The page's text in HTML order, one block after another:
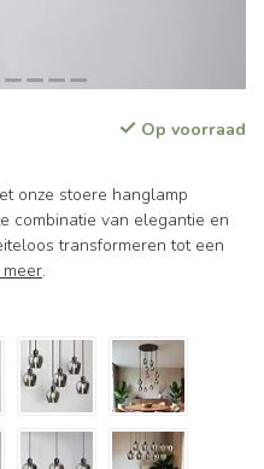
Op voorraad
onze stoere hanglamp
combinatie van elegantie en
transformeren tot een
meer.